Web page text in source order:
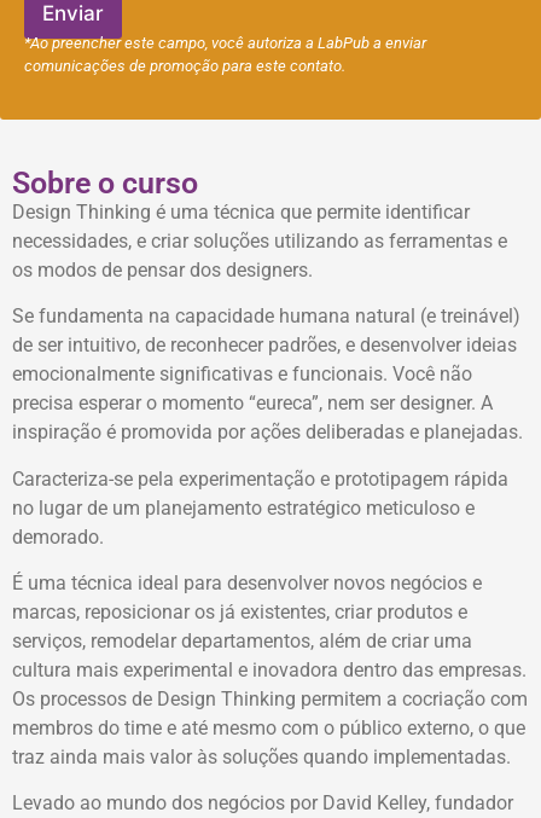
o
n
e
Enviar
*Ao preencher este campo, você autoriza a LabPub a enviar
comunicações de promoção para este contato.
Sobre o curso
Design Thinking é uma técnica que permite identificar
necessidades, e criar soluções utilizando as ferramentas e
os modos de pensar dos designers.
Se fundamenta na capacidade humana natural (e treinável)
de ser intuitivo, de reconhecer padrões, e desenvolver ideias
emocionalmente significativas e funcionais. Você não
precisa esperar o momento “eureca”, nem ser designer. A
inspiração é promovida por ações deliberadas e planejadas.
Caracteriza-se pela experimentação e prototipagem rápida
no lugar de um planejamento estratégico meticuloso e
demorado.
É uma técnica ideal para desenvolver novos negócios e
marcas, reposicionar os já existentes, criar produtos e
serviços, remodelar departamentos, além de criar uma
cultura mais experimental e inovadora dentro das empresas.
Os processos de Design Thinking permitem a cocriação com
membros do time e até mesmo com o público externo, o que
traz ainda mais valor às soluções quando implementadas.
Levado ao mundo dos negócios por David Kelley, fundador